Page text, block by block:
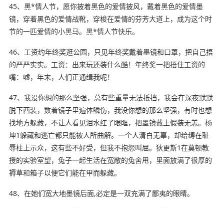
45、黑*情人节，愿你披着黑色的爱情披风，戴着黑色的爱情墨
镜，穿着黑色的爱情战靴，穿梭在爱情的芬芳大道上，成为这个时
节的一匹爱情的小黑马。黑*情人节快乐。
46、工资约年终奖逛公园，只见年终奖戴着墨镜和口罩，把自己捂
的严严实实。工资：出来玩还装什么酷！年终奖一把捂住工资的
嘴：嘘，年末，人们正通缉我呢！
47、我没你想的那么坚强，总有些重量无法抵挡，我会在深夜默默
脱下西装，数着镜子里遍体鳞伤，我没你想的那么坚强，有时也想
找地方躲藏，不让人看见泪水红了眼眶，把墨镜戴上假装无恙。杨
坤1躲藏和逃亡都只能被人所曲解。一个人清白无辜，却给缚在耻
辱柱上示众，这有些不好受，但我不抱怨叫屈。狄更斯1在莫顿教
授的实验室望，兔子一起生活在宽敞的兔舍甩，里面放满了很厚的
褥草和箱子以便它们能在甲而躲藏。
48、在她们宽大地墨镜后面,必定是一双充满了鄙夷的眼睛。